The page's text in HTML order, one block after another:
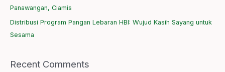
Panawangan, Ciamis
Distribusi Program Pangan Lebaran HBI: Wujud Kasih Sayang untuk
Sesama
Recent Comments